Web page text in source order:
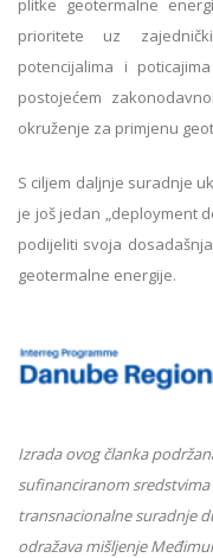
prioritete uz
potencijalima i
postojećem
okruženje za primjenu
S ciljem daljnje suradnje
je još jedan „deployment
podijeliti svoja
geotermalne energije.
Izrada ovog članka
sufinanciranom
transnacionalne suradnje
odražava mišljenje